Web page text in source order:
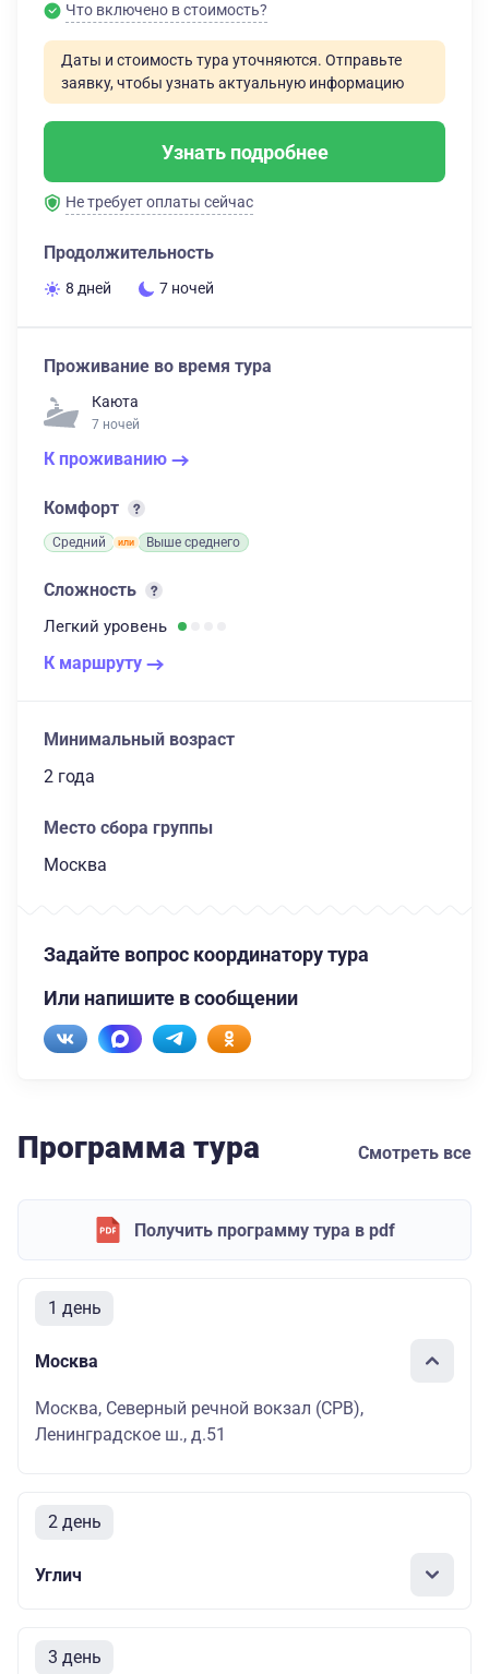
Что включено в стоимость?
Даты и стоимость тура уточняются. Отправьте
заявку, чтобы узнать актуальную информацию
Узнать подробнее
Не требует оплаты сейчас
Продолжительность
8 дней 7 ночей
Проживание во время тура
Каюта
7 ночей
К проживанию
Комфорт
Средний Выше среднего
Сложность
Легкий уровень
К маршруту
Минимальный возраст
2 года
Место сбора группы
Москва
Задайте вопрос координатору тура
Или напишите в сообщении
Программа тура Смотреть все
Получить программу тура в pdf
1 день
Москва
Москва, Северный речной вокзал (СРВ),
Ленинградское ш., д.51
2 день
Углич
3 день